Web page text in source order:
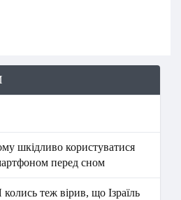
шкідливо користуватися
перед сном
теж вірив, що Ізраїль